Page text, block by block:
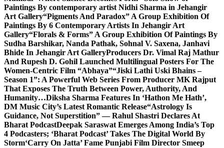
Paintings By contemporary artist Nidhi Sharma in Jehangir
Art Gallery“Pigments And Paradox” A Group Exhibition Of
Paintings By 6 Contemporary Artists In Jehangir Art
Gallery“Florals & Forms” A Group Exhibition Of Paintings By
Sudha Barshikar, Nanda Pathak, Sohnal V. Saxena, Janhavi
Bhide In Jehangir Art GalleryProducers Dr. Vimal Raj Mathur
And Rupesh D. Gohil Launched Multilingual Posters For The
Women-Centric Film “Abhaya”“Jiski Lathi Uski Bhains –
Season 1”: A Powerful Web Series From Producer MK Rajput
That Exposes The Truth Between Power, Authority, And
Humanity…Diksha Sharma Features In ‘Hathon Me Hath’,
DM Music City’s Latest Romantic Release“Astrology Is
Guidance, Not Superstition” — Rahul Shastri Declares At
Bharat PodcastDeepak Saraswat Emerges Among India’s Top
4 Podcasters; ‘Bharat Podcast’ Takes The Digital World By
Storm‘Carry On Jatta’ Fame Punjabi Film Director Smeep